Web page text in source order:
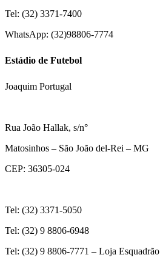
Tel: (32) 3371-7400
WhatsApp: (32)98806-7774
Estádio de Futebol
Joaquim Portugal
Rua João Hallak, s/n°
Matosinhos – São João del-Rei – MG
CEP: 36305-024
Tel: (32) 3371-5050
Tel: (32) 9 8806-6948
Tel: (32) 9 8806-7771 – Loja Esquadrão